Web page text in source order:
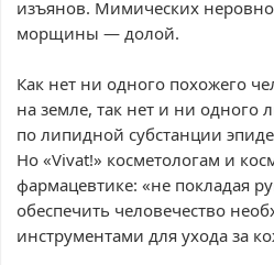
изъянов. Мимических
морщины — долой.
Как нет ни одного похожего
на земле, так нет и ни одного
по липидной субстанции
Но «Vivat!» косметологам и
фармацевтике: «не покладая
обеспечить человечество
инструментами для ухода за